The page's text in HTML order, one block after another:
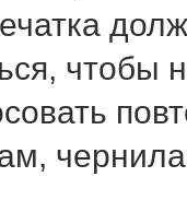
чтобы